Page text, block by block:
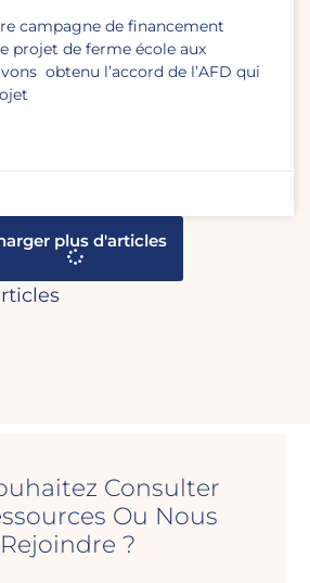
campagne de financement
projet de ferme école aux
obtenu l’accord de l’AFD qui
plus d'articles
Consulter
Ou Nous
Rejoindre ?